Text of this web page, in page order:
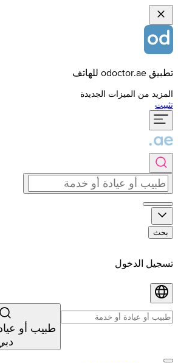
تطبيق odoctor.ae للهاتف
المزيد من الميزات الجديدة
تثبيت
بحث
تسجيل الدخول
طبيب أو